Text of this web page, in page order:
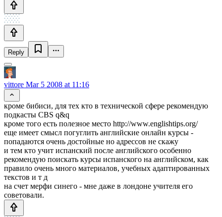
Reply
vittore Mar 5 2008 at 11:16
кроме бибиси, для тех кто в технической сфере рекомендую
подкасты CBS q&q
кроме того есть полезное место http://www.englishtips.org/
еще имеет смысл погуглить английские онлайн курсы -
попадаются очень достойные но адрессов не скажу
и тем кто учит испанский после английского особенно
рекомендую поискать курсы испанского на английском, как
правило очень много материалов, учебных адаптированных
текстов и т д
на счет мерфи синего - мне даже в лондоне учителя его
советовали.